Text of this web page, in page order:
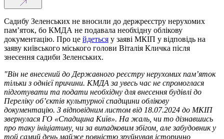
Садибу Зеленських не вносили до держреєстру нерухомих
пам’яток, бо КМДА не подавала необхідну облікову
документацію. Про це йдеться у заяві МКІП у відповідь на
заяву київського міського голови Віталія Кличка після
знесення садиби Зеленських.
"Він не внесений до Державного реєстру нерухомих памʼяток
тільки з однієї причини. КМДА за увесь час не спромоглася
підготувати та подати необхідну для внесення будівлі до
Переліку об’єктів культурної спадщини облікову
документацію. З відповідним листом від 18.07.2024 до МКІП
звернулася ГО «Спадщина Київ». На жаль, чи то дізнавшись
про таку ініціативу, чи за випадковим збігом, але забудовник у
той самий день майже повністю зруйнував історично